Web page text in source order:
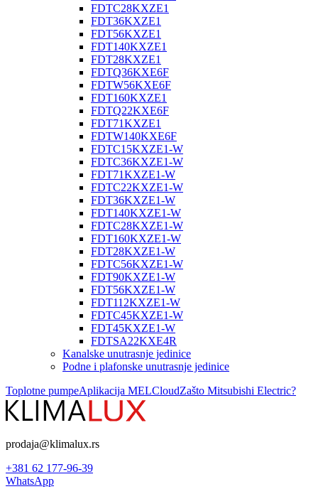
FDTC28KXZE1
FDT36KXZE1
FDT56KXZE1
FDT140KXZE1
FDT28KXZE1
FDTQ36KXE6F
FDTW56KXE6F
FDT160KXZE1
FDTQ22KXE6F
FDT71KXZE1
FDTW140KXE6F
FDTC15KXZE1-W
FDTC36KXZE1-W
FDT71KXZE1-W
FDTC22KXZE1-W
FDT36KXZE1-W
FDT140KXZE1-W
FDTC28KXZE1-W
FDT160KXZE1-W
FDT28KXZE1-W
FDTC56KXZE1-W
FDT90KXZE1-W
FDT56KXZE1-W
FDT112KXZE1-W
FDTC45KXZE1-W
FDT45KXZE1-W
FDTSA22KXE4R
Kanalske unutrasnje jedinice
Podne i plafonske unutrasnje jedinice
Toplotne pumpeAplikacija MELCloudZašto Mitsubishi Electric?
prodaja@klimalux.rs
+381 62 177-96-39
WhatsApp